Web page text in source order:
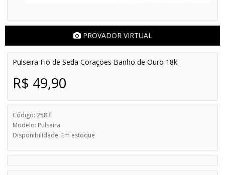
PROVADOR VIRTUAL
Pulseira Fio de Seda Corações Banho de Ouro 18k.
R$ 49,90
Código: 2583
Modelo: Pulseira
Disponibilidade: Em estoque